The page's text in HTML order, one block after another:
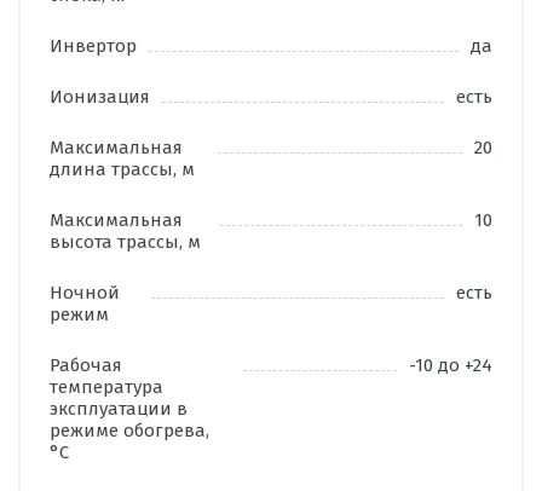
Инвертор да
Ионизация есть
Максимальная
длина трассы, м
20
Максимальная
высота трассы, м
10
Ночной
режим
есть
Рабочая
температура
эксплуатации в
режиме обогрева,
°C
-10 до +24